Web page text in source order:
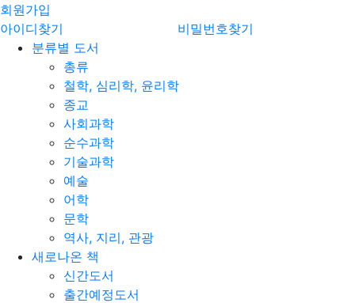
회원가입
아이디찾기
비밀번호찾기
분류별 도서
총류
철학, 심리학, 윤리학
종교
사회과학
순수과학
기술과학
예술
어학
문학
역사, 지리, 관광
새로나온 책
신간도서
출간예정도서